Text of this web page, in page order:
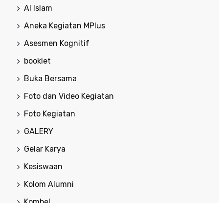
Al Islam
Aneka Kegiatan MPlus
Asesmen Kognitif
booklet
Buka Bersama
Foto dan Video Kegiatan
Foto Kegiatan
GALERY
Gelar Karya
Kesiswaan
Kolom Alumni